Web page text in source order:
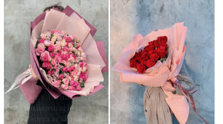
Состав:
Кустовая роза 50 см
- 45 шт.
Альстромерия
15 шт. Статица 7 шт.
Упаковочная бумага
Лента атласная
Состав:
Роза одноголовая
60-70 см - 25 шт.
Упаковочная бумага
Лента атласная